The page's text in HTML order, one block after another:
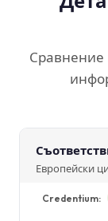
Сравнение
Европейски